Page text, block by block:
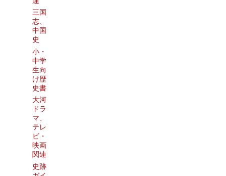
三国
志、
中国
史
小・
中学
生向
け歴
史書
大河
ドラ
マ、
テレ
ビ・
映画
関連
史跡